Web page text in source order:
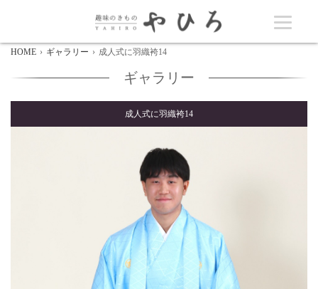
HOME ギャラリー 成人式に羽織袴14
ギャラリー
成人式に羽織袴14